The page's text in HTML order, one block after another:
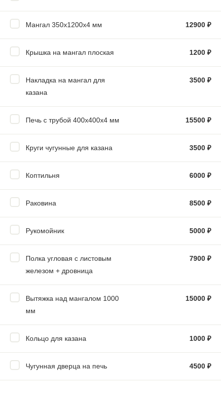
Мангал 350х1200х4 мм 12900 ₽
Крышка на мангал плоская 1200 ₽
Накладка на мангал для
казана
3500 ₽
Печь с трубой 400х400х4 мм 15500 ₽
Круги чугунные для казана 3500 ₽
Коптильня 6000 ₽
Раковина 8500 ₽
Рукомойник 5000 ₽
Полка угловая с листовым
железом + дровница
7900 ₽
Вытяжка над мангалом 1000
мм
15000 ₽
Кольцо для казана 1000 ₽
Чугунная дверца на печь 4500 ₽